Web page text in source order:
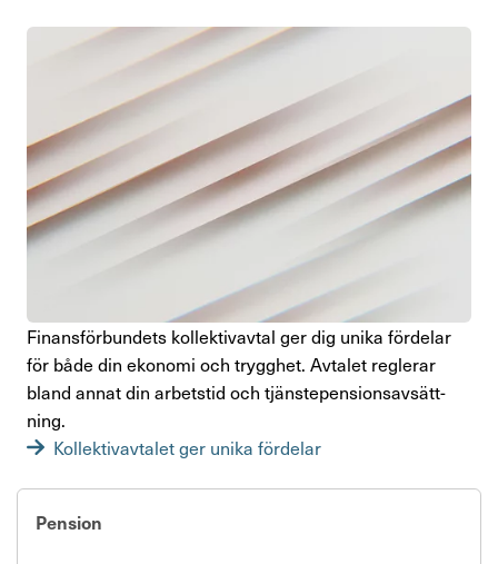
Finans­för­bun­dets kollek­tivavtal ger dig unika fördelar
för både din ekonomi och trygghet. Avtalet reglerar
bland annat din arbetstid och tjäns­te­pen­sions­av­sätt­
ning.
Kollektivavtalet ger unika fördelar
Pension